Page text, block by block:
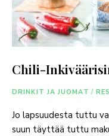
Chili-
DRINKIT JA JUOMAT /
Jo lapsuudesta tuttu
suun täyttää tuttu